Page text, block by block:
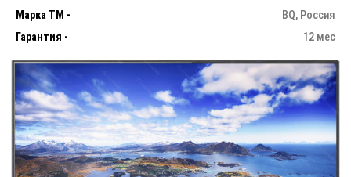
Марка ТМ -
BQ, Россия
Гарантия -
12 мес